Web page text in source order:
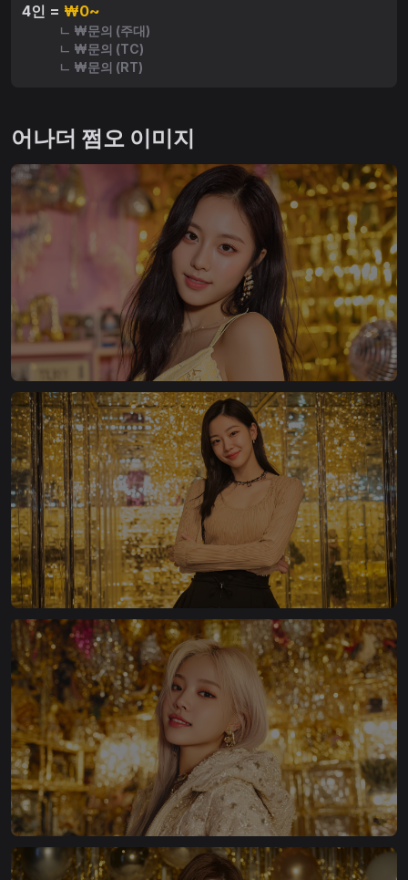
4인 = ₩0~
ㄴ ₩문의 (주대)
ㄴ ₩문의 (TC)
ㄴ ₩문의 (RT)
어나더 쩜오 이미지